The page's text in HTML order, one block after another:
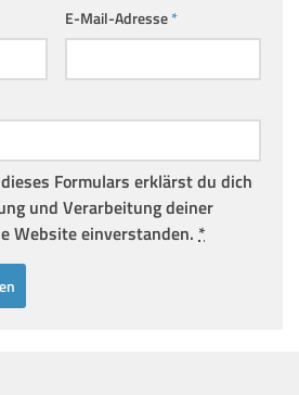
E-Mail-Adresse*
Formulars erklärst du dich
und Verarbeitung deiner
Website einverstanden. *